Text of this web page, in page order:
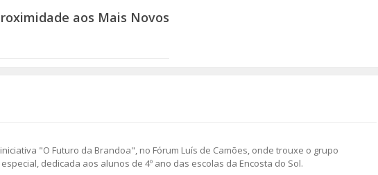
aos Mais Novos
"O Futuro da Brandoa", no Fórum Luís de Camões, onde trouxe o grupo
dedicada aos alunos de 4º ano das escolas da Encosta do Sol.